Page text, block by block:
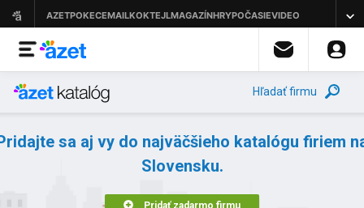
Hľadať firmu
sa aj vy do najväčšieho katalógu firiem
Slovensku.
Pridať zadarmo firmu